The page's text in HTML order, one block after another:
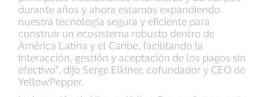
durante años y ahora estamos expandiendo
nuestra tecnología segura y eficiente para
construir un ecosistema robusto dentro de
América Latina y el Caribe, facilitando la
interacción, gestión y aceptación de los pagos sin
efectivo", dijo Serge Elkiner, cofundador y CEO de
YellowPepper.